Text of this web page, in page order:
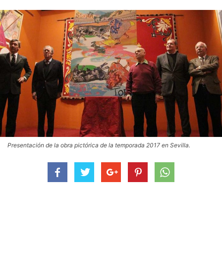
Presentación de la obra pictórica de la temporada 2017 en Sevilla.